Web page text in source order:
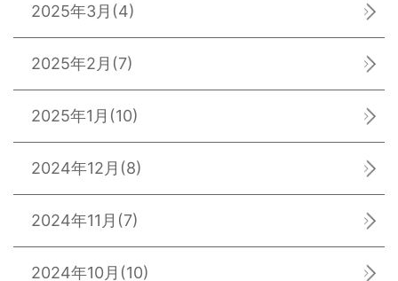
2025年3月 (4)
2025年2月 (7)
2025年1月 (10)
2024年12月 (8)
2024年11月 (7)
2024年10月 (10)